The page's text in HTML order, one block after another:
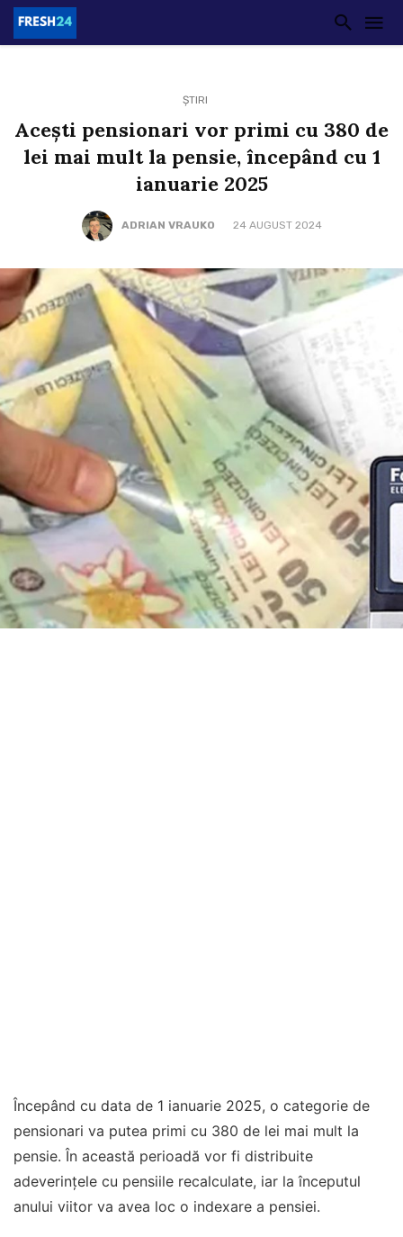
ȘTIRI
Acești pensionari vor primi cu 380 de
lei mai mult la pensie, începând cu 1
ianuarie 2025
ADRIAN VRAUKO 24 AUGUST 2024
Începând cu data de 1 ianuarie 2025, o categorie de
pensionari va putea primi cu 380 de lei mai mult la
pensie. În această perioadă vor fi distribuite
adeverințele cu pensiile recalculate, iar la începutul
anului viitor va avea loc o indexare a pensiei.